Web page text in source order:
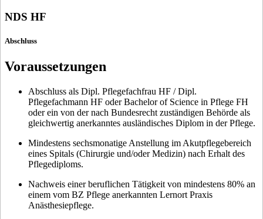
NDS HF
Abschluss
Voraussetzungen
Abschluss als Dipl. Pflegefachfrau HF / Dipl.
Pflegefachmann HF oder Bachelor of Science in Pflege FH
oder ein von der nach Bundesrecht zuständigen Behörde als
gleichwertig anerkanntes ausländisches Diplom in der Pflege.
Mindestens sechsmonatige Anstellung im Akutpflegebereich
eines Spitals (Chirurgie und/oder Medizin) nach Erhalt des
Pflegediploms.
Nachweis einer beruflichen Tätigkeit von mindestens 80% an
einem vom BZ Pflege anerkannten Lernort Praxis
Anästhesiepflege.